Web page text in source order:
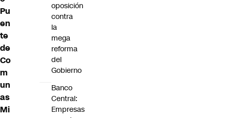
Pu
en
te
de
Co
m
un
as
Mi
oposición
contra
la
mega
reforma
del
Gobierno
Banco
Central:
Empresas